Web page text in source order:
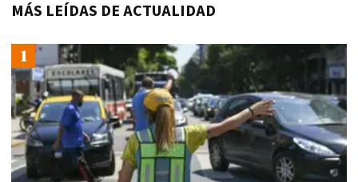
MÁS LEÍDAS DE ACTUALIDAD